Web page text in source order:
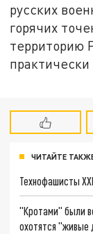
русских
горячих
территорию
ЧИТАЙТЕ
Технофашисты
"Кротами" были
охотятся "живые